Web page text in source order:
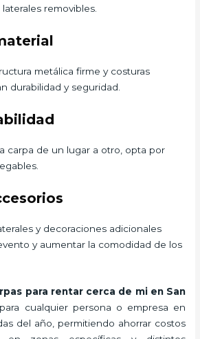
removibles.
metálica firme y costuras
durabilidad y seguridad.
carpa de un lugar a otro, opta por
y decoraciones adicionales
y aumentar la comodidad de los
para rentarcerca de mi en San
cualquier persona o empresa en
del año, permitiendo ahorrar costos